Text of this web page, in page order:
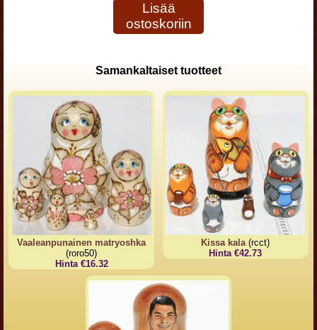
Lisää
ostoskoriin
Samankaltaiset tuotteet
Vaaleanpunainen matryoshka
(roro50)
Hinta €16.32
Kissa kala(rcct)
Hinta €42.73